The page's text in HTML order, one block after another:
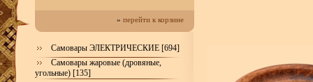
» перейти к корзине
Самовары ЭЛЕКТРИЧЕСКИЕ [694]
Самовары жаровые (дровяные,
угольные) [135]